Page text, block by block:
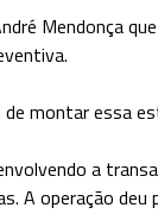
Mendonça
montar essa
a
operação